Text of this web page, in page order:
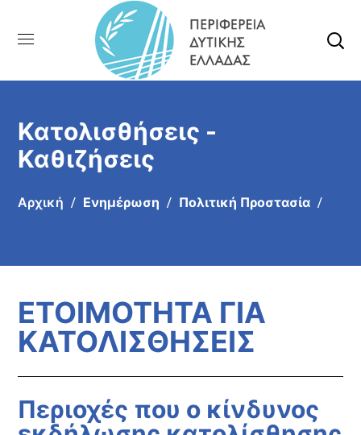
Κατολισθήσεις -
Καθιζήσεις
Αρχική Ενημέρωση Πολιτική Προστασία
ΕΤΟΙΜΟΤΗΤΑ ΓΙΑ
ΚΑΤΟΛΙΣΘΗΣΕΙΣ
Περιοχές που ο κίνδυνος